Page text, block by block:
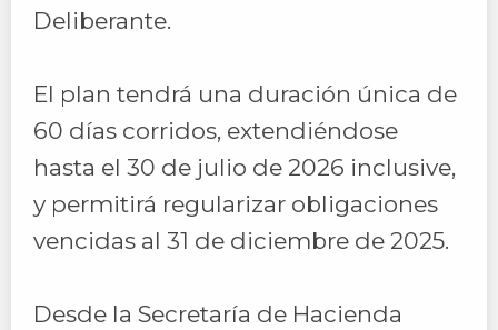
Deliberante.
El plan tendrá una duración única de
60 días corridos, extendiéndose
hasta el 30 de julio de 2026 inclusive,
y permitirá regularizar obligaciones
vencidas al 31 de diciembre de 2025.
Desde la Secretaría de Hacienda